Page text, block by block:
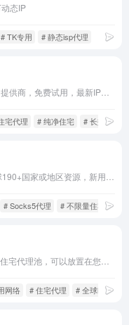
态IP
# TK专用 # 静态isp代理
宅代理 # 纯净住宅 # 长效ISP代
# Socks5代理 # 不限量住宅代理
网络 # 住宅代理 # 全球http代理